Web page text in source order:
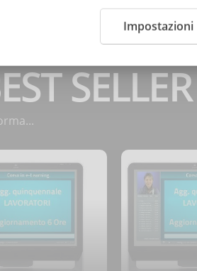
SELLER
Impostazioni